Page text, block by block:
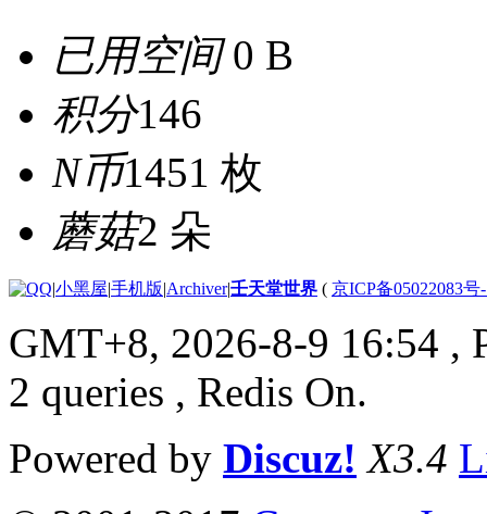
已用空间0 B
积分146
N币1451 枚
蘑菇2 朵
|小黑屋|手机版|Archiver|壬天堂世界 ( 京ICP备05022083号
GMT+8, 2026-8-9 16:54 ,
2 queries , Redis On.
Powered by Discuz! X3.4